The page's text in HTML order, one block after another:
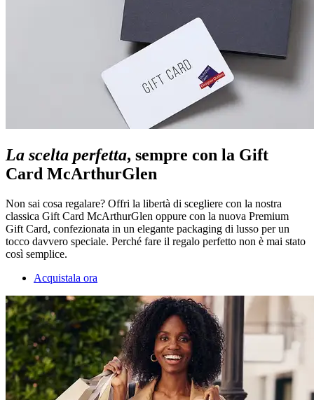
La scelta perfetta, sempre con la Gift
Card McArthurGlen
Non sai cosa regalare? Offri la libertà di scegliere con la nostra
classica Gift Card McArthurGlen oppure con la nuova Premium
Gift Card, confezionata in un elegante packaging di lusso per un
tocco davvero speciale. Perché fare il regalo perfetto non è mai stato
così semplice.
Acquistala ora